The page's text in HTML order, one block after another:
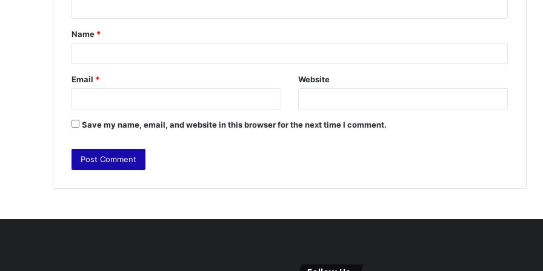
t
*
Name *
Email * Website
Save my name, email, and website in this browser for the next time I comment.